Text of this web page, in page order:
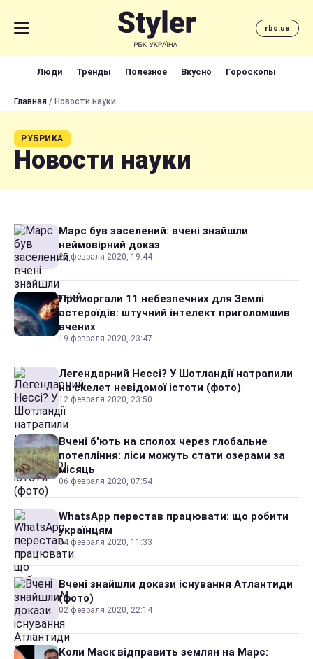
rbc.ua
Люди Тренды Полезное Вкусно Гороскопы
Главная / Новости науки
РУБРИКА
Новости науки
Марс був заселений: вчені знайшли
неймовірний доказ
25 февраля 2020, 19:44
Проморгали 11 небезпечних для Землі
астероїдів: штучний інтелект приголомшив
вчених
19 февраля 2020, 23:47
Легендарний Нессі? У Шотландії натрапили
на скелет невідомої істоти (фото)
12 февраля 2020, 23:50
Вчені б'ють на сполох через глобальне
потепління: ліси можуть стати озерами за
місяць
06 февраля 2020, 07:54
WhatsApp перестав працювати: що робити
українцям
04 февраля 2020, 11:33
Вчені знайшли докази існування Атлантиди
(фото)
02 февраля 2020, 22:14
Коли Маск відправить землян на Марс: